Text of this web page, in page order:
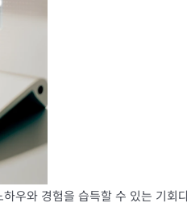
우와 경험을 습득할 수 있는 기